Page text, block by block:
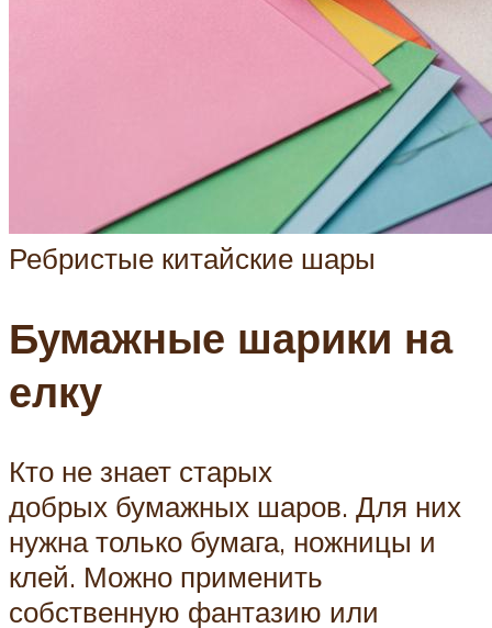
Ребристые китайские шары
Бумажные шарики на
елку
Кто не знает старых
добрых бумажных шаров. Для них
нужна только бумага, ножницы и
клей. Можно применить
собственную фантазию или